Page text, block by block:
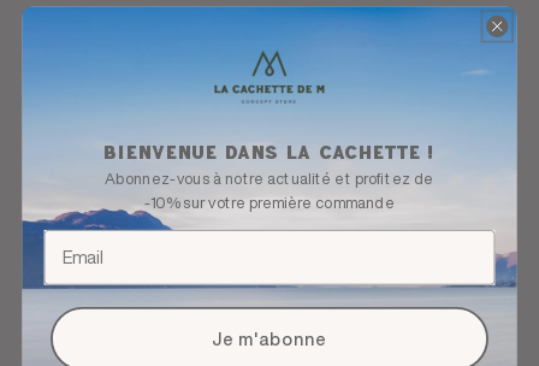
DICALCIUM PHOSPHATE DIHYDRATE, GLYCERIN,
SILICA, CELLULOSE GUM, CITRIC ACID, POTASSIUM
SORBATE, AROMA, SODIUM BENZOATE, STEVIA
REBAUDIANA EXTRACT, CAMELLIA SINENSIS (GREEN
TEA) LEAF WATER, LINALOOL*, LIMONENE*,
GERANIOL*, ALOE BARBADENSIS LEAF EXTRACT.
* FROM NATURAL ESSENTIALS OILS
Bienvenue dans la cachette !
Abonnez-vous à notre actualité et profitez de
-10% sur votre première commande
Je m'abonne